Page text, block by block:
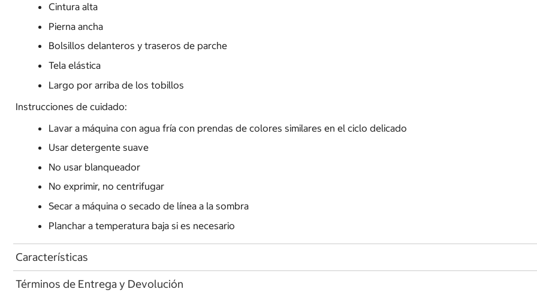
Cintura alta
Pierna ancha
Bolsillos delanteros y traseros de parche
Tela elástica
Largo por arriba de los tobillos
Instrucciones de cuidado:
Lavar a máquina con agua fría con prendas de colores similares en el ciclo delicado
Usar detergente suave
No usar blanqueador
No exprimir, no centrifugar
Secar a máquina o secado de línea a la sombra
Planchar a temperatura baja si es necesario
Características
Términos de Entrega y Devolución